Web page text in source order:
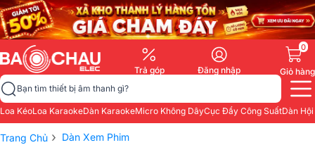
Trả góp Đăng nhập
0
Giỏ hàng
Bạn tìm thiết bị âm thanh gì?
Loa KéoLoa KaraokeDàn KaraokeMicro Không DâyCục Đẩy Công SuấtDàn
Trang Chủ › Dàn Xem Phim